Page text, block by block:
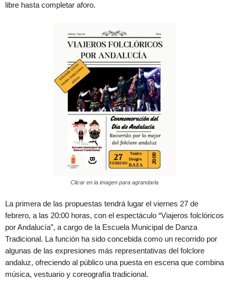
libre hasta completar aforo.
Clicar en la imagen para agrandarla
La primera de las propuestas tendrá lugar el viernes 27 de
febrero, a las 20:00 horas, con el espectáculo “Viajeros folclóricos
por Andalucía”, a cargo de la Escuela Municipal de Danza
Tradicional. La función ha sido concebida como un recorrido por
algunas de las expresiones más representativas del folclore
andaluz, ofreciendo al público una puesta en escena que combina
música, vestuario y coreografía tradicional.